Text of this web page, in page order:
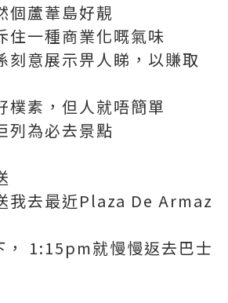
個蘆葦島好靚
住一種商業化嘅氣味
刻意展示畀人睇，以賺取
樸素，但人就唔簡單
列為必去景點
我去最近Plaza De Armaz
， 1:15pm就慢慢返去巴士